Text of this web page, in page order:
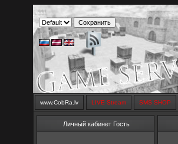
www.CobRa.lv LIVE Stream SMS SHOP
Личный кабинет Гость